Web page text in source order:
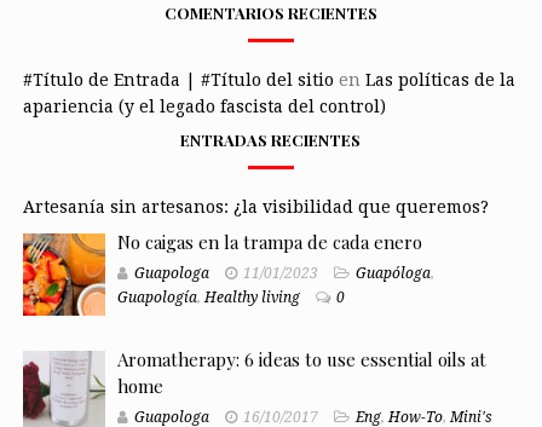
COMENTARIOS RECIENTES
#Título de Entrada | #Título del sitio en Las políticas de la
apariencia (y el legado fascista del control)
ENTRADAS RECIENTES
Artesanía sin artesanos: ¿la visibilidad que queremos?
No caigas en la trampa de cada enero
Guapologa 11/01/2023 Guapóloga,
Guapología,Healthy living 0
Aromatherapy: 6 ideas to use essential oils at
home
Guapologa 16/10/2017 Eng,How-To,Mini's